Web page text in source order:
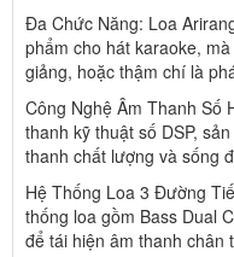
Đa Chức Năng: Loa
phẩm cho hát karaoke,
giảng, hoặc thậm chí là
Công Nghệ Âm Thanh Số
thanh kỹ thuật số DSP,
thanh chất lượng và sống
Hệ Thống Loa 3 Đường
thống loa gồm Bass Dual
để tái hiện âm thanh chân